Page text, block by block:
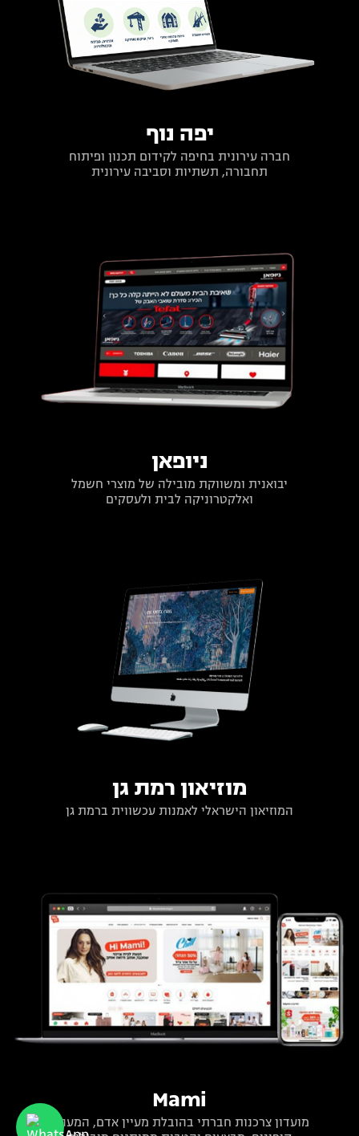
יפה נוף
חברה עירונית בחיפה לקידום תכנון ופיתוח
תחבורה, תשתיות וסביבה עירונית
ניופאן
יבואנית ומשווקת מובילה של מוצרי חשמל
ואלקטרוניקה לבית ולעסקים
מוזיאון רמת גן
המוזיאון הישראלי לאמנות עכשווית ברמת גן
Mami
מועדון צרכנות חברתי בהובלת מעיין אדם, המעניק